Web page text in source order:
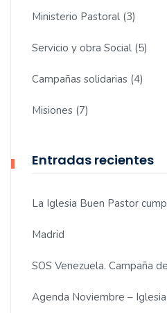
Ministerio Pastoral (3)
Servicio y obra Social (5)
Campañas solidarias (4)
Misiones (7)
Entradas recientes
La Iglesia Buen Pastor
Madrid
SOS Venezuela. Campaña
Agenda Noviembre –